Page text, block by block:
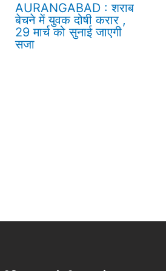
AURANGABAD : शराब
बेचने में युवक दोषी करार ,
29 मार्च को सुनाई जाएगी
सजा